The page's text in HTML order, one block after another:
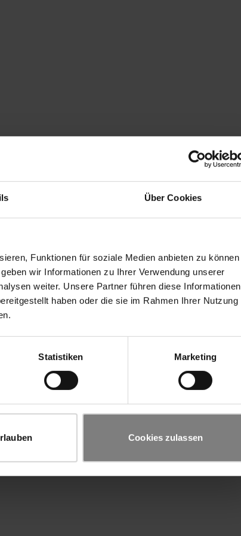
Über Cookies
Funktionen für soziale Medien anbieten zu können
wir Informationen zu Ihrer Verwendung unserer
weiter. Unsere Partner führen diese Informationen
haben oder die sie im Rahmen Ihrer Nutzung
Statistiken Marketing
Cookies zulassen